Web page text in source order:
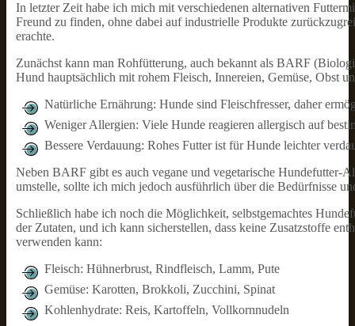
In letzter Zeit habe ich mich mit verschiedenen alternativen
Freund zu finden, ohne dabei auf industrielle Produkte
erachte.
Zunächst kann man Rohfütterung, auch bekannt als BARF
Hund hauptsächlich mit rohem Fleisch, Innereien, Gemüse, Obst
Natürliche Ernährung: Hunde sind Fleischfresser, daher
Weniger Allergien: Viele Hunde reagieren allergisch auf
Bessere Verdauung: Rohes Futter ist für Hunde leichter
Neben BARF gibt es auch vegane und vegetarische Hundefutter-
umstelle, sollte ich mich jedoch ausführlich über die Bedürfnisse
Schließlich habe ich noch die Möglichkeit, selbstgemachtes
der Zutaten, und ich kann sicherstellen, dass keine Zusatzstoffe
verwenden kann:
Fleisch: Hühnerbrust, Rindfleisch, Lamm, Pute
Gemüse: Karotten, Brokkoli, Zucchini, Spinat
Kohlenhydrate: Reis, Kartoffeln, Vollkornnudeln